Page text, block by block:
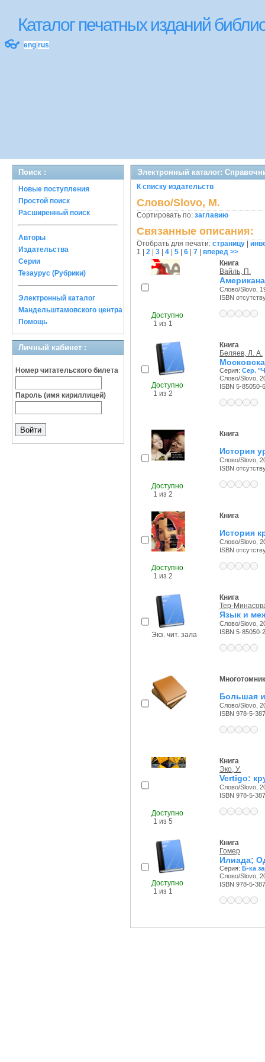
Каталог печатных изданий
👓 eng rus
Поиск :
Новые поступления
Простой поиск
Расширенный поиск
Авторы
Издательства
Серии
Тезаурус (Рубрики)
Электронный каталог
Мандельштамовского центра
Помощь
Личный кабинет :
Номер читательского билета
Пароль (имя кириллицей)
Электронный каталог:
К списку издательств
Слово/Slovo, М.
Сортировать по: заглавию
Связанные описания:
Отобрать для печати: страницу
1
2 3 4 5 6 7 вперед >>
Доступно
1 из 1
Книга
Вайль, П.
Американа
Слово/Slovo,
ISBN
Доступно
1 из 2
Книга
Беляев, Л. А.
Серия: Сер.
Слово/Slovo,
ISBN 5-85050-
Доступно
1 из 2
Книга
История
Слово/Slovo,
ISBN
Доступно
1 из 2
Книга
История
Слово/Slovo,
ISBN
Экз. чит. зала
Книга
Тер-
Язык и
Слово/Slovo,
ISBN 5-85050-
Многотомник
Большая
Слово/Slovo,
ISBN 978-5-
Доступно
1 из 5
Книга
Эко, У.
Vertigo:
Слово/Slovo,
ISBN 978-5-
Доступно
1 из 1
Книга
Гомер
Илиада;
Серия: Б-ка
Слово/Slovo,
ISBN 978-5-